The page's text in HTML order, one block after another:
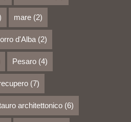
mare(2)
d'Alba(2)
Pesaro(4)
(7)
architettonico(6)